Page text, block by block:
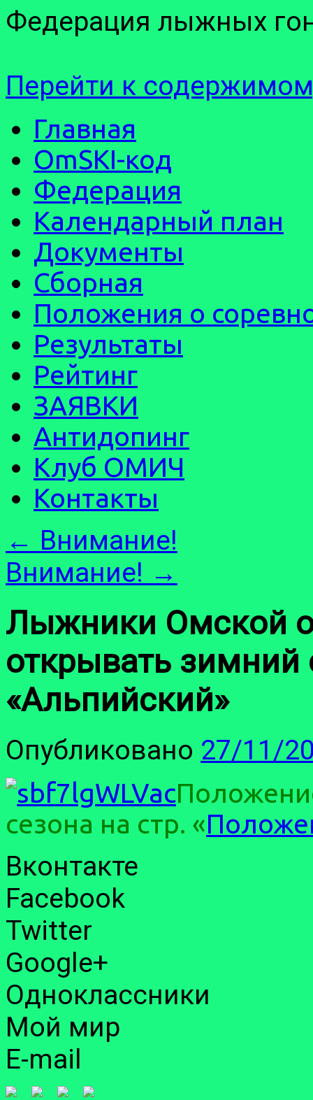
Федерация лыжных
Перейти к
Главная
OmSKI-код
Федерация
Календарный план
Документы
Сборная
Положения о
Результаты
Рейтинг
ЗАЯВКИ
Антидопинг
Клуб ОМИЧ
Контакты
← Внимание!
Внимание! →
Лыжники Омской
открывать зимний
«Альпийский»
Опубликовано 27/11/
сезона на стр. «
Вконтакте
Facebook
Twitter
Google+
Одноклассники
Мой мир
E-mail